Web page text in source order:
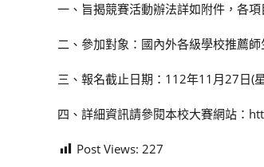
一、旨揭競賽活動辦法詳如附件，各
二、參加對象：國內外各級學校推薦師
三、報名截止日期：112年11月27日(
四、詳細資訊請參閱本校大賽網站：
Post Views: 227